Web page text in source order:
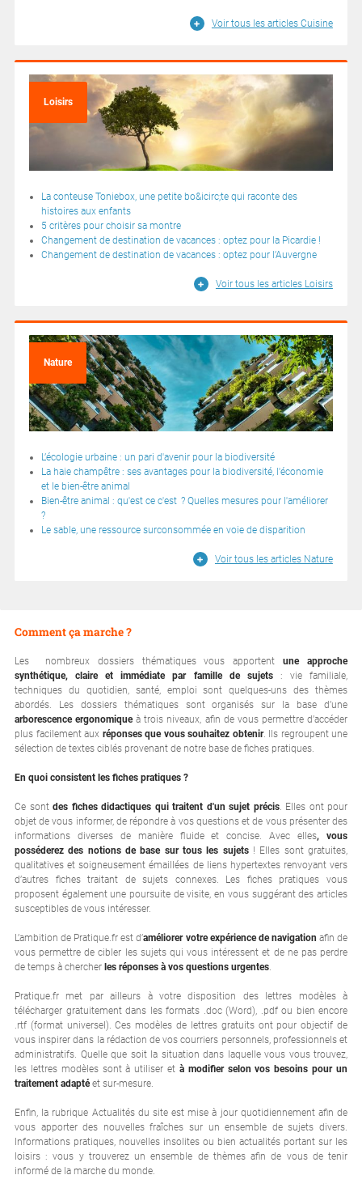
Voir tous les articles Cuisine
Loisirs
La conteuse Toniebox, une petite bo&icirc;te qui raconte des
histoires aux enfants
5 critères pour choisir sa montre
Changement de destination de vacances : optez pour la Picardie !
Changement de destination de vacances : optez pour l’Auvergne
Voir tous les articles Loisirs
Nature
L’écologie urbaine : un pari d'avenir pour la biodiversité
La haie champêtre : ses avantages pour la biodiversité, l'économie
et le bien-être animal
Bien-être animal : qu'est ce c'est ? Quelles mesures pour l'améliorer
?
Le sable, une ressource surconsommée en voie de disparition
Voir tous les articles Nature
Comment ça marche ?
Les nombreux dossiers thématiques vous apportentune approche
synthétique, claire et immédiate par famille de sujets: vie familiale,
techniques du quotidien, santé, emploi sont quelques-uns des thèmes
abordés. Les dossiers thématiques sont organisés sur la base d’une
arborescence ergonomiqueà trois niveaux, afin de vous permettre d’accéder
plus facilement aux réponses que vous souhaitez obtenir. Ils regroupent une
sélection de textes ciblés provenant de notre base de fiches pratiques.
En quoi consistent les fiches pratiques ?
Ce sont des fiches didactiques qui traitent d'un sujet précis. Elles ont pour
objet de vous informer, de répondre à vos questions et de vous présenter des
informations diverses de manière fluide et concise. Avec elles, vous
posséderez des notions de base sur tous les sujets! Elles sont gratuites,
qualitatives et soigneusement émaillées de liens hypertextes renvoyant vers
d’autres fiches traitant de sujets connexes. Les fiches pratiques vous
proposent également une poursuite de visite, en vous suggérant des articles
susceptibles de vous intéresser.
L’ambition de Pratique.fr est d’améliorer votre expérience de navigation afin de
vous permettre de cibler les sujets qui vous intéressent et de ne pas perdre
de temps à chercher les réponses à vos questions urgentes.
Pratique.fr met par ailleurs à votre disposition des lettres modèles à
télécharger gratuitement dans les formats .doc (Word), .pdf ou bien encore
.rtf (format universel). Ces modèles de lettres gratuits ont pour objectif de
vous inspirer dans la rédaction de vos courriers personnels, professionnels et
administratifs. Quelle que soit la situation dans laquelle vous vous trouvez,
les lettres modèles sont à utiliser et à modifier selon vos besoins pour un
traitement adaptéet sur-mesure.
Enfin, la rubrique Actualités du site est mise à jour quotidiennement afin de
vous apporter des nouvelles fraîches sur un ensemble de sujets divers.
Informations pratiques, nouvelles insolites ou bien actualités portant sur les
loisirs : vous y trouverez un ensemble de thèmes afin de vous de tenir
informé de la marche du monde.